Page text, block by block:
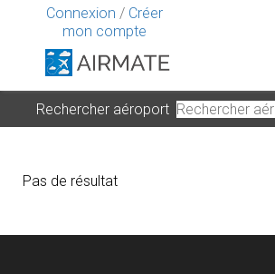
Connexion / Créer
mon compte
Rechercher aéroport
Pas de résultat